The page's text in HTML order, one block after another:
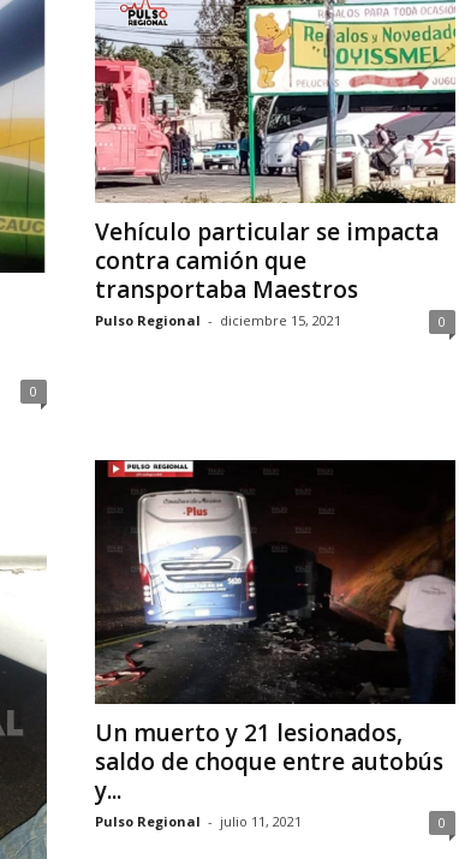
0
Vehículo particular se impacta
contra camión que
transportaba Maestros
Pulso Regional - diciembre 15, 2021 0
Un muerto y 21 lesionados,
saldo de choque entre autobús
y...
Pulso Regional - julio 11, 2021 0